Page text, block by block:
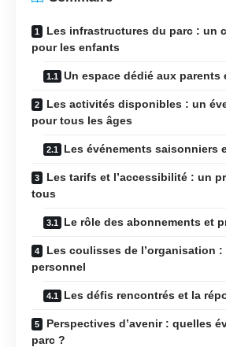
Les infrastructures du parc : un
pour les enfants
Un espace dédié aux parents
Les activités disponibles : un
pour tous les âges
Les événements saisonniers
Les tarifs et l’accessibilité : un
tous
Le rôle des abonnements et
Les coulisses de l’organisation
personnel
Les défis rencontrés et la
Perspectives d’avenir : quelles
parc ?